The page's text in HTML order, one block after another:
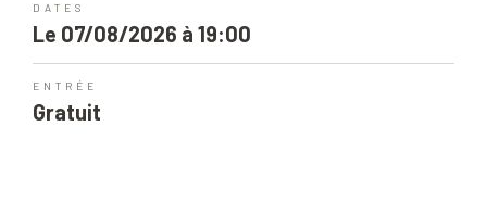
DATES
Le 07/08/2026 à 19:00
ENTRÉE
Gratuit